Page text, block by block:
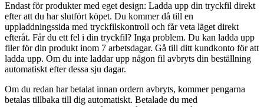
Endast för produkter med eget design: Ladda upp din tryckfil direkt
efter att du har slutfört köpet. Du kommer då till en
uppladdningssida med tryckfilskontroll och får veta läget direkt
efteråt. Får du ett fel i din tryckfil? Inga problem. Du kan ladda upp
filer för din produkt inom 7 arbetsdagar. Gå till ditt kundkonto för att
ladda upp. Om du inte laddar upp någon fil avbryts din beställning
automatiskt efter dessa sju dagar.
Om du redan har betalat innan ordern avbryts, kommer pengarna
betalas tillbaka till dig automatiskt. Betalade du med